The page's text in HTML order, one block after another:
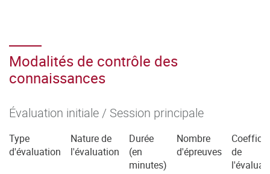
Modalités de contrôle des
connaissances
Évaluation initiale / Session principale
Type
d'évaluation
Nature de
l'évaluation
Durée
(en
minutes)
Nombre
d'épreuves
de